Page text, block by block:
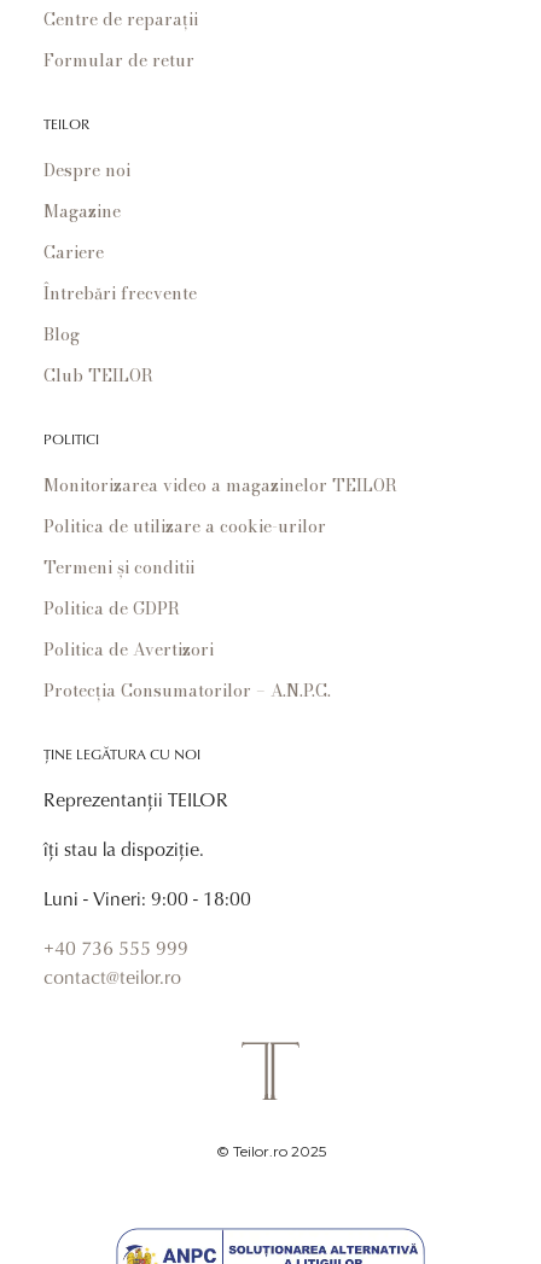
Centre de reparații
Formular de retur
TEILOR
Despre noi
Magazine
Cariere
Întrebări frecvente
Blog
Club TEILOR
POLITICI
Monitorizarea video a magazinelor TEILOR
Politica de utilizare a cookie-urilor
Termeni și conditii
Politica de GDPR
Politica de Avertizori
Protecția Consumatorilor – A.N.P.C.
ȚINE LEGĂTURA CU NOI
Reprezentanții TEILOR
îți stau la dispoziție.
Luni - Vineri: 9:00 - 18:00
+40 736 555 999
contact@teilor.ro
© Teilor.ro 2025